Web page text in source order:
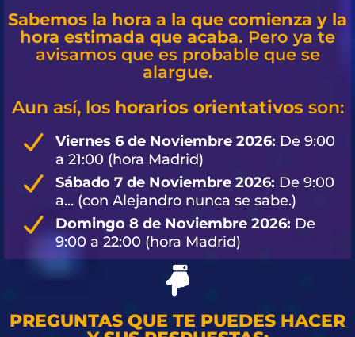
Sabemos la hora a la que comienza y la
hora estimada que acaba. Pero ya te
avisamos que es probable que se
alargue.
Aun así, los horarios orientativos son:
Viernes 6 de Noviembre 2026: De 9:00
a 21:00 (hora Madrid)
Sábado 7 de Noviembre 2026: De 9:00
a... (con Alejandro nunca se sabe.)
Domingo 8 de Noviembre 2026: De
9:00 a 22:00 (hora Madrid)
PREGUNTAS QUE TE PUEDES HACER